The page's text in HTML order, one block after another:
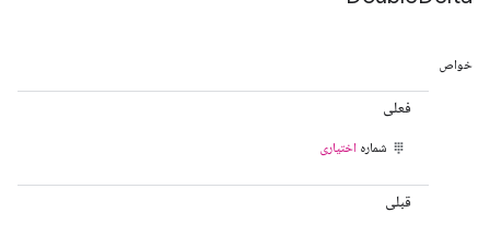
خواص
فعلی
شماره اختیاری
قبلی